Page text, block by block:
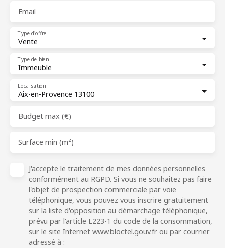
Email
Vente
Type d'offre
Immeuble
Type de bien
Aix-en-Provence 13100
Localisation
Budget max (€)
Surface min (m²)
J'accepte le traitement de mes données personnelles
conformément au RGPD. Si vous ne souhaitez pas faire
l'objet de prospection commerciale par voie
téléphonique, vous pouvez vous inscrire gratuitement
sur la liste d'opposition au démarchage téléphonique,
prévu par l'article L223-1 du code de la consommation,
sur le site Internet www.bloctel.gouv.fr ou par courrier
adressé à :